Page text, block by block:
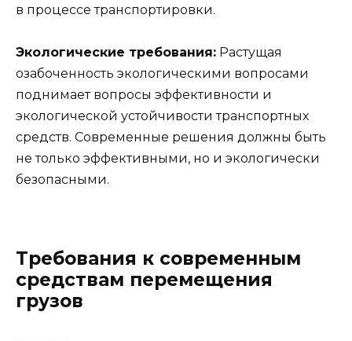
в процессе транспортировки.
Экологические требования: Растущая
озабоченность экологическими вопросами
поднимает вопросы эффективности и
экологической устойчивости транспортных
средств. Современные решения должны быть
не только эффективными, но и экологически
безопасными.
Требования к современным
средствам перемещения
грузов